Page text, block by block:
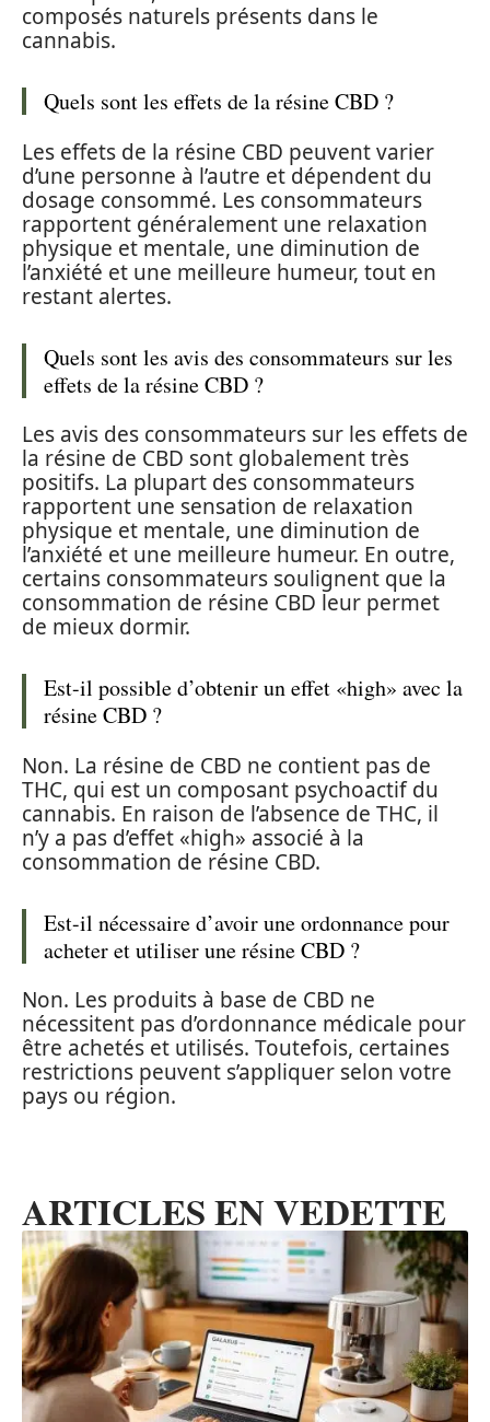
composés naturels présents dans le
cannabis.
Quels sont les effets de la résine CBD ?
Les effets de la résine CBD peuvent varier
d’une personne à l’autre et dépendent du
dosage consommé. Les consommateurs
rapportent généralement une relaxation
physique et mentale, une diminution de
l’anxiété et une meilleure humeur, tout en
restant alertes.
Quels sont les avis des consommateurs sur les
effets de la résine CBD ?
Les avis des consommateurs sur les effets de
la résine de CBD sont globalement très
positifs. La plupart des consommateurs
rapportent une sensation de relaxation
physique et mentale, une diminution de
l’anxiété et une meilleure humeur. En outre,
certains consommateurs soulignent que la
consommation de résine CBD leur permet
de mieux dormir.
Est-il possible d’obtenir un effet «high» avec la
résine CBD ?
Non. La résine de CBD ne contient pas de
THC, qui est un composant psychoactif du
cannabis. En raison de l’absence de THC, il
n’y a pas d’effet «high» associé à la
consommation de résine CBD.
Est-il nécessaire d’avoir une ordonnance pour
acheter et utiliser une résine CBD ?
Non. Les produits à base de CBD ne
nécessitent pas d’ordonnance médicale pour
être achetés et utilisés. Toutefois, certaines
restrictions peuvent s’appliquer selon votre
pays ou région.
ARTICLES EN VEDETTE